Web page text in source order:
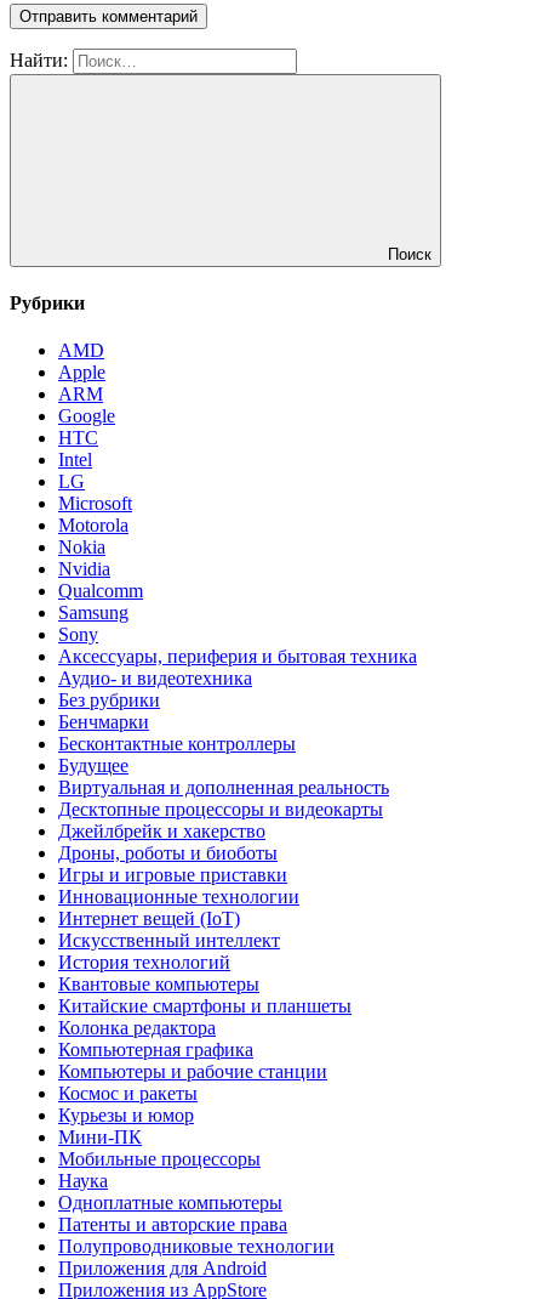
Найти:
Поиск
Рубрики
AMD
Apple
ARM
Google
HTC
Intel
LG
Microsoft
Motorola
Nokia
Nvidia
Qualcomm
Samsung
Sony
Аксессуары, периферия и бытовая техника
Аудио- и видеотехника
Без рубрики
Бенчмарки
Бесконтактные контроллеры
Будущее
Виртуальная и дополненная реальность
Десктопные процессоры и видеокарты
Джейлбрейк и хакерство
Дроны, роботы и биоботы
Игры и игровые приставки
Инновационные технологии
Интернет вещей (IoT)
Искусственный интеллект
История технологий
Квантовые компьютеры
Китайские смартфоны и планшеты
Колонка редактора
Компьютерная графика
Компьютеры и рабочие станции
Космос и ракеты
Курьезы и юмор
Мини-ПК
Мобильные процессоры
Наука
Одноплатные компьютеры
Патенты и авторские права
Полупроводниковые технологии
Приложения для Android
Приложения из AppStore